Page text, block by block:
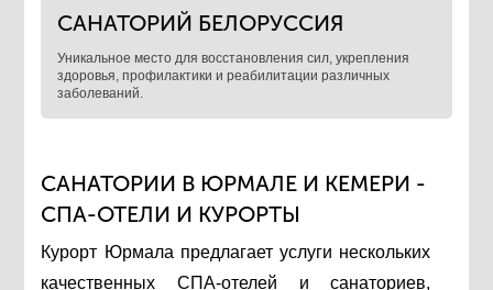
САНАТОРИЙ БЕЛОРУССИЯ
Уникальное место для восстановления сил, укрепления
здоровья, профилактики и реабилитации различных
заболеваний.
САНАТОРИИ В ЮРМАЛЕ И КЕМЕРИ -
СПА-ОТЕЛИ И КУРОРТЫ
Курорт Юрмала предлагает услуги нескольких
качественных СПА-отелей и санаториев,